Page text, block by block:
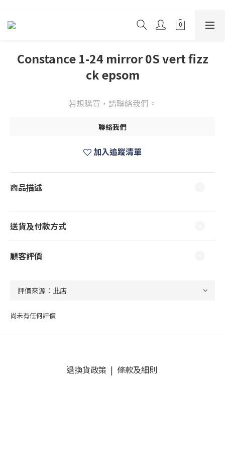
Constance 1-24 mirror 0S vert fizz
ck epsom
若想購買，請聯絡我們。
聯絡我們
加入追蹤清單
商品描述
送貨及付款方式
顧客評價
尚未有任何評價
退換貨政策 | 條款及細則